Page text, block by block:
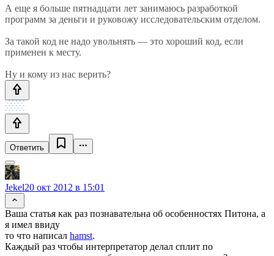
А еще я больше пятнадцати лет занимаюсь разработкой
программ за деньги и руковожу исследовательским отделом.
За такой код не надо увольнять — это хороший код, если
применен к месту.
Ну и кому из нас верить?
Ответить
Jekel20 окт 2012 в 15:01
Ваша статья как раз познавательна об особенностях Питона, а
я имел ввиду
то что написал hamst.
Каждый раз чтобы интерпретатор делал сплит по